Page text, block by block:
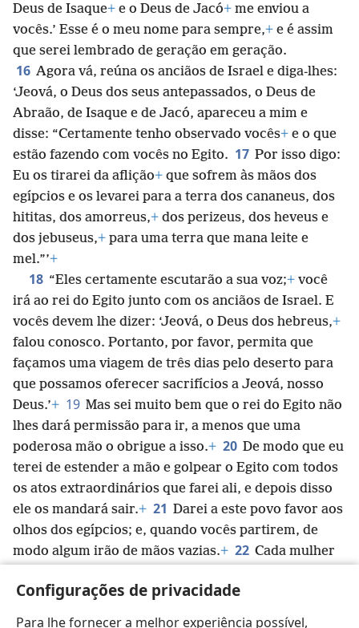
Configurações de privacidade
Para lhe fornecer a melhor experiência possível,
Deus de Isaque+ e o Deus de Jacó+ me enviou a
vocês.’ Esse é o meu nome para sempre,+ e é assim
que serei lembrado de geração em geração.
16 Agora vá, reúna os anciãos de Israel e diga-lhes:
‘Jeová, o Deus dos seus antepassados, o Deus de
Abraão, de Isaque e de Jacó, apareceu a mim e
disse: “Certamente tenho observado vocês+ e o que
estão fazendo com vocês no Egito. 17 Por isso digo:
Eu os tirarei da aflição+ que sofrem às mãos dos
egípcios e os levarei para a terra dos cananeus, dos
hititas, dos amorreus,+ dos perizeus, dos heveus e
dos jebuseus,+ para uma terra que mana leite e
mel.”’+
18 “Eles certamente escutarão a sua voz;+ você
irá ao rei do Egito junto com os anciãos de Israel. E
vocês devem lhe dizer: ‘Jeová, o Deus dos hebreus,+
falou conosco. Portanto, por favor, permita que
façamos uma viagem de três dias pelo deserto para
que possamos oferecer sacrifícios a Jeová, nosso
Deus.’+ 19 Mas sei muito bem que o rei do Egito não
lhes dará permissão para ir, a menos que uma
poderosa mão o obrigue a isso.+ 20 De modo que eu
terei de estender a mão e golpear o Egito com todos
os atos extraordinários que farei ali, e depois disso
ele os mandará sair.+ 21 Darei a este povo favor aos
olhos dos egípcios; e, quando vocês partirem, de
modo algum irão de mãos vazias.+ 22 Cada mulher
roupas à sua vizinha e à mulher que estiver
hospedada em sua casa; vocês os porão em seus